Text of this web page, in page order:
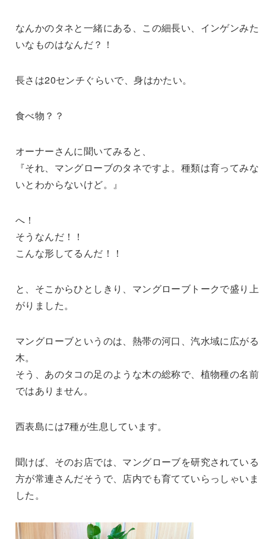
なんかのタネと一緒にある、この細長い、インゲンみた
いなものはなんだ？！
長さは20センチぐらいで、身はかたい。
食べ物？？
オーナーさんに聞いてみると、
『それ、マングローブのタネですよ。種類は育ってみな
いとわからないけど。』
へ！
そうなんだ！！
こんな形してるんだ！！
と、そこからひとしきり、マングローブトークで盛り上
がりました。
マングローブというのは、熱帯の河口、汽水域に広がる
木。
そう、あのタコの足のような木の総称で、植物種の名前
ではありません。
西表島には7種が生息しています。
聞けば、そのお店では、マングローブを研究されている
方が常連さんだそうで、店内でも育てていらっしゃいま
した。